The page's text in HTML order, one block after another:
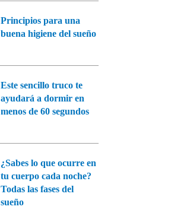
Principios para una
buena higiene del sueño
Este sencillo truco te
ayudará a dormir en
menos de 60 segundos
¿Sabes lo que ocurre en
tu cuerpo cada noche?
Todas las fases del
sueño